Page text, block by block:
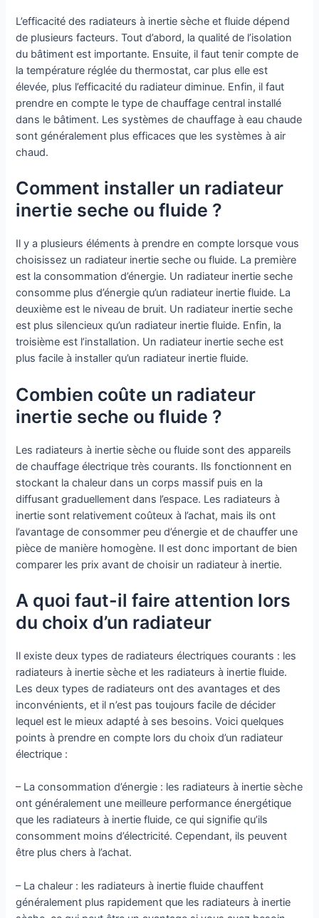
L’efficacité des radiateurs à inertie sèche et fluide dépend
de plusieurs facteurs. Tout d’abord, la qualité de l’isolation
du bâtiment est importante. Ensuite, il faut tenir compte de
la température réglée du thermostat, car plus elle est
élevée, plus l’efficacité du radiateur diminue. Enfin, il faut
prendre en compte le type de chauffage central installé
dans le bâtiment. Les systèmes de chauffage à eau chaude
sont généralement plus efficaces que les systèmes à air
chaud.
Comment installer un radiateur
inertie seche ou fluide ?
Il y a plusieurs éléments à prendre en compte lorsque vous
choisissez un radiateur inertie seche ou fluide. La première
est la consommation d’énergie. Un radiateur inertie seche
consomme plus d’énergie qu’un radiateur inertie fluide. La
deuxième est le niveau de bruit. Un radiateur inertie seche
est plus silencieux qu’un radiateur inertie fluide. Enfin, la
troisième est l’installation. Un radiateur inertie seche est
plus facile à installer qu’un radiateur inertie fluide.
Combien coûte un radiateur
inertie seche ou fluide ?
Les radiateurs à inertie sèche ou fluide sont des appareils
de chauffage électrique très courants. Ils fonctionnent en
stockant la chaleur dans un corps massif puis en la
diffusant graduellement dans l’espace. Les radiateurs à
inertie sont relativement coûteux à l’achat, mais ils ont
l’avantage de consommer peu d’énergie et de chauffer une
pièce de manière homogène. Il est donc important de bien
comparer les prix avant de choisir un radiateur à inertie.
A quoi faut-il faire attention lors
du choix d’un radiateur
Il existe deux types de radiateurs électriques courants : les
radiateurs à inertie sèche et les radiateurs à inertie fluide.
Les deux types de radiateurs ont des avantages et des
inconvénients, et il n’est pas toujours facile de décider
lequel est le mieux adapté à ses besoins. Voici quelques
points à prendre en compte lors du choix d’un radiateur
électrique :
– La consommation d’énergie : les radiateurs à inertie sèche
ont généralement une meilleure performance énergétique
que les radiateurs à inertie fluide, ce qui signifie qu’ils
consomment moins d’électricité. Cependant, ils peuvent
être plus chers à l’achat.
– La chaleur : les radiateurs à inertie fluide chauffent
généralement plus rapidement que les radiateurs à inertie